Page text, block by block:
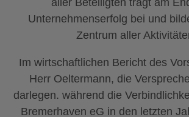
Unternehmenserfolg bei und
Zentrum aller
Im wirtschaftlichen Bericht des
Herr Oeltermann, die
darlegen. während die
Bremerhaven eG in den letzten